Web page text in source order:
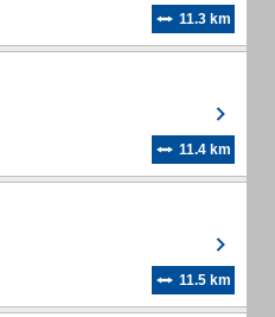
11.3 km
11.4 km
11.5 km